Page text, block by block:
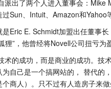
派出了两个人进入董事会：
Sun、Intuit、Amazon和Yahoo
Eric E. Schmidt加盟出任董事
狸”，他曾经将Novell公司扭亏为
术的成功，而是商业的成功。技
自己是一个搞网站的， 替代的
商人）。只不过有人造房子来